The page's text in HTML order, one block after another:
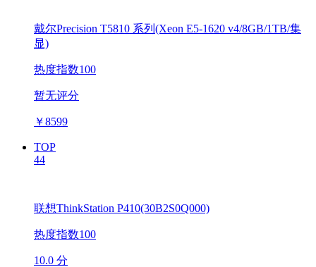
戴尔Precision T5810 系列(Xeon E5-1620 v4/8GB/1TB/集
显)
热度指数100
暂无评分
￥8599
TOP
44
联想ThinkStation P410(30B2S0Q000)
热度指数100
10.0 分